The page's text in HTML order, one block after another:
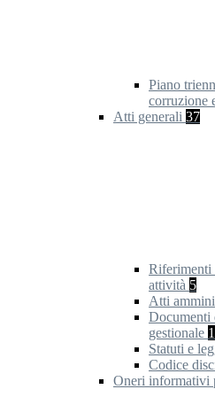
Piano
corruzione
Atti generali 37
Riferimenti
attività 5
Atti
Documenti
gestionale 1
Statuti e
Codice
Oneri informativi